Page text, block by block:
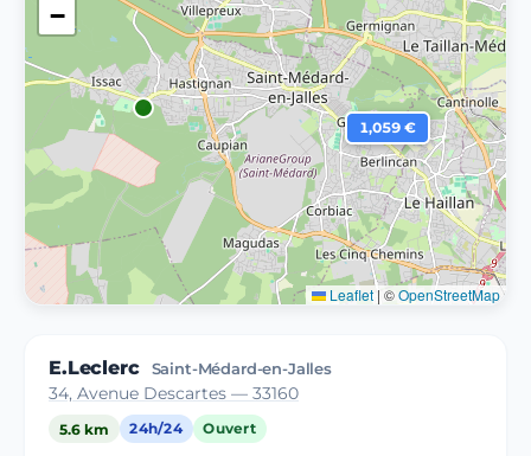
1,059 €
−
Leaflet | ©OpenStreetMap
E.Leclerc Saint-Médard-en-Jalles
34, Avenue Descartes — 33160
5.6 km 24h/24 Ouvert